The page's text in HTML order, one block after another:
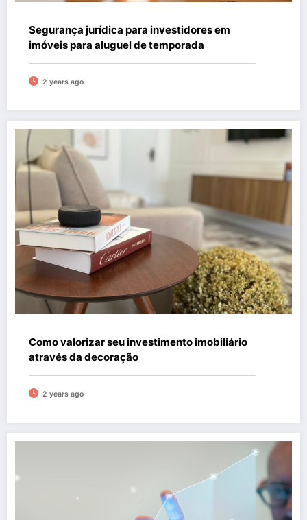
Segurança jurídica para investidores em
imóveis para aluguel de temporada
2 years ago
Como valorizar seu investimento imobiliário
através da decoração
2 years ago